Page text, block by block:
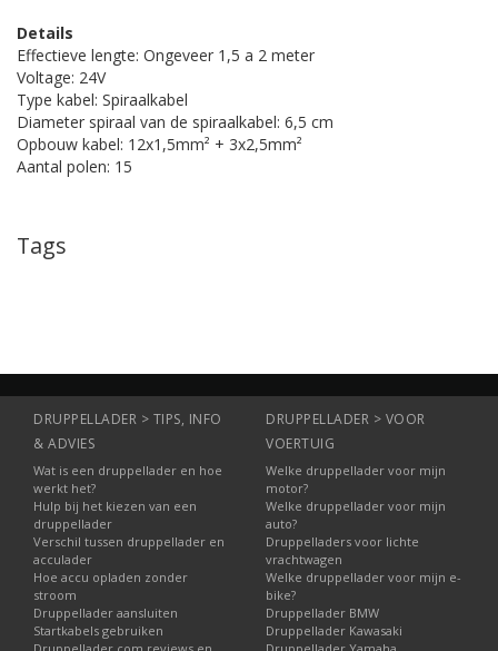
Details
Effectieve lengte: Ongeveer 1,5 a 2 meter
Voltage: 24V
Type kabel: Spiraalkabel
Diameter spiraal van de spiraalkabel: 6,5 cm
Opbouw kabel: 12x1,5mm² + 3x2,5mm²
Aantal polen: 15
Tags
DRUPPELLADER > TIPS, INFO
& ADVIES
Wat is een druppellader en hoe
werkt het?
Hulp bij het kiezen van een
druppellader
Verschil tussen druppellader en
acculader
Hoe accu opladen zonder
stroom
Druppellader aansluiten
Startkabels gebruiken
DRUPPELLADER > VOOR
VOERTUIG
Welke druppellader voor mijn
motor?
Welke druppellader voor mijn
auto?
Druppelladers voor lichte
vrachtwagen
Welke druppellader voor mijn e-
bike?
Druppellader BMW
Druppellader Kawasaki